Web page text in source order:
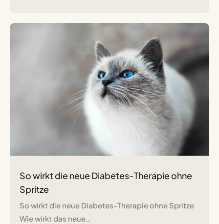
So wirkt die neue Diabetes-Therapie ohne
Spritze
So wirkt die neue Diabetes-Therapie ohne Spritze​
Wie wirkt das neue…